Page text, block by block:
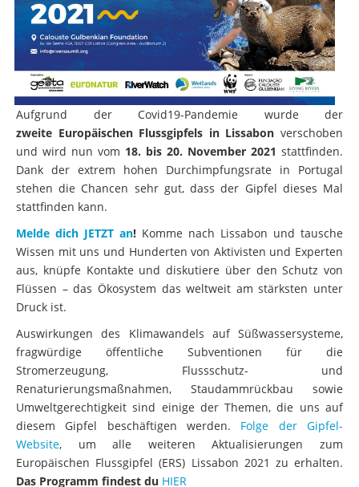
Aufgrund der Covid19-Pandemie wurde der
zweite Europäischen Flussgipfels in Lissabon verschoben
und wird nun vom 18. bis 20. November 2021 stattfinden.
Dank der extrem hohen Durchimpfungsrate in Portugal
stehen die Chancen sehr gut, dass der Gipfel dieses Mal
stattfinden kann.
Melde dich JETZT an! Komme nach Lissabon und tausche
Wissen mit uns und Hunderten von Aktivisten und Experten
aus, knüpfe Kontakte und diskutiere über den Schutz von
Flüssen – das Ökosystem das weltweit am stärksten unter
Druck ist.
Auswirkungen des Klimawandels auf Süßwassersysteme,
fragwürdige öffentliche Subventionen für die
Stromerzeugung, Flussschutz- und
Renaturierungsmaßnahmen, Staudammrückbau sowie
Umweltgerechtigkeit sind einige der Themen, die uns auf
diesem Gipfel beschäftigen werden. Folge der Gipfel-
Website, um alle weiteren Aktualisierungen zum
Europäischen Flussgipfel (ERS) Lissabon 2021 zu erhalten.
Das Programm findest du HIER